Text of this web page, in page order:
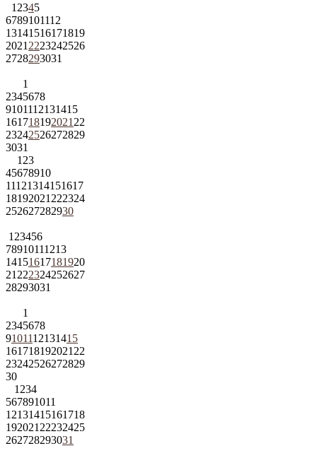
1 2345
6789101112
13141516171819
2021 2223242526
2728293031
1
2345678
9101112131415
161718192021 22
23242526272829
3031
1 23
45678910
11121314151617
18192021 222324
252627282930
1 23456
78910111213
14151617181920
21 222324252627
28293031
1
2345678
9101112131415
161718192021 22
23242526272829
30
1 234
567891011
12131415161718
192021 22232425
262728293031